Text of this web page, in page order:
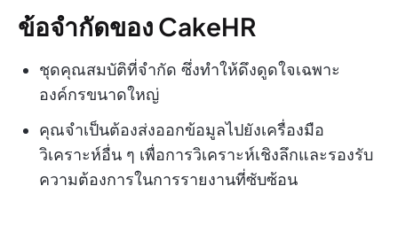
ข้อจำกัดของ CakeHR
ชุดคุณสมบัติที่จำกัด ซึ่งทำให้ดึงดูดใจเฉพาะ
องค์กรขนาดใหญ่
คุณจำเป็นต้องส่งออกข้อมูลไปยังเครื่องมือ
วิเคราะห์อื่น ๆ เพื่อการวิเคราะห์เชิงลึกและรองรับ
ความต้องการในการรายงานที่ซับซ้อน